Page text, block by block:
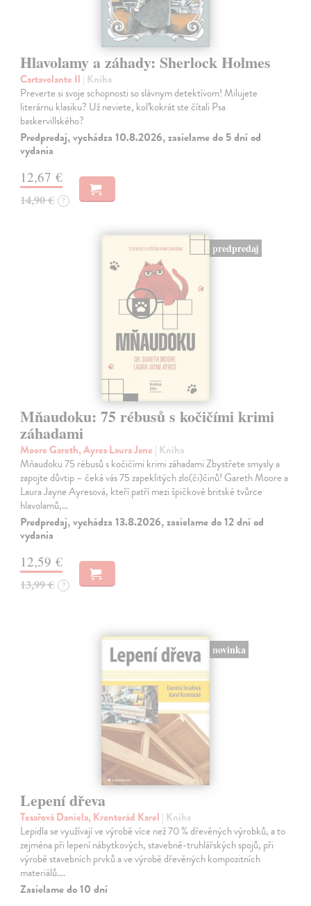
Hlavolamy a záhady: Sherlock Holmes
Cartavolante Il | Kniha
Preverte si svoje schopnosti so slávnym detektívom! Milujete
literárnu klasiku? Už neviete, koľkokrát ste čítali Psa
baskervillského?
Predpredaj, vychádza 10.8.2026, zasielame do 5 dní od
vydania
12,67 €
14,90 € ?
predpredaj
Mňaudoku: 75 rébusů s kočičími krimi
záhadami
Moore Gareth, Ayres Laura Jane | Kniha
Mňaudoku 75 rébusů s kočičími krimi záhadami Zbystřete smysly a
zapojte důvtip – čeká vás 75 zapeklitých zlo(či)činů! Gareth Moore a
Laura Jayne Ayresová, kteří patří mezi špičkové britské tvůrce
hlavolamů,…
Predpredaj, vychádza 13.8.2026, zasielame do 12 dní od
vydania
12,59 €
13,99 € ?
novinka
Lepení dřeva
Tesařová Daniela, Krontorád Karel | Kniha
Lepidla se využívají ve výrobě více než 70 % dřevěných výrobků, a to
zejména při lepení nábytkových, stavebně-truhlářských spojů, při
výrobě stavebních prvků a ve výrobě dřevěných kompozitních
materiálů.…
Zasielame do 10 dní